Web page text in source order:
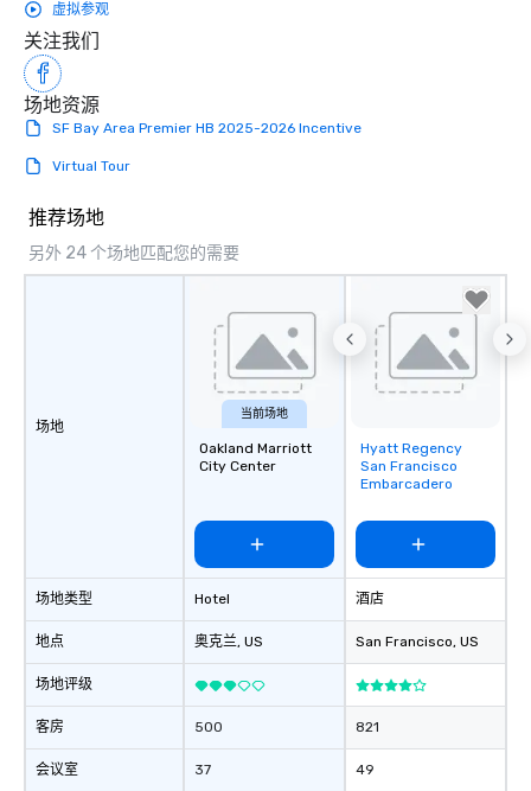
虚拟参观
关注我们
场地资源
SF Bay Area Premier HB 2025-2026 Incentive
Virtual Tour
推荐场地
另外 24 个场地匹配您的需要
场地
场地类型
地点
场地评级
客房
会议室
当前场地
Oakland Marriott
City Center
Hotel
奥克兰, US
500
37
Removed from
favorites
Hyatt Regency
San Francisco
Embarcadero
酒店
San Francisco, US
821
49